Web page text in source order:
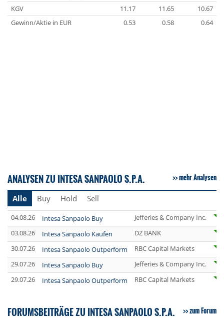
KGV
11.17 11.65
10.67
Gewinn/Aktie in EUR
0.53 0.58 0.64
ANALYSEN ZU INTESA SANPAOLO S.P.A. mehr Analysen
Alle Buy Hold Sell
04.08.26 Intesa Sanpaolo Buy
Jefferies & Company Inc.
03.08.26
Intesa Sanpaolo Kaufen
DZ BANK
30.07.26
Intesa Sanpaolo Outperform
RBC Capital Markets
29.07.26
Intesa Sanpaolo Buy
Jefferies & Company Inc.
29.07.26
Intesa Sanpaolo Outperform RBC Capital Markets
FORUMSBEITRÄGE ZU INTESA SANPAOLO S.P.A. zum Forum